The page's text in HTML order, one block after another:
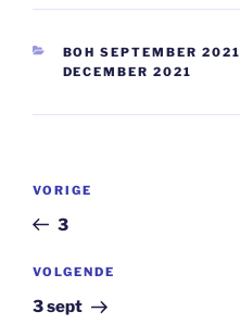
CATEGORIEËN
BOH SEPTEMBER 2021
DECEMBER 2021
Vorig
bericht
VORIGE
3
Volgend
bericht
VOLGENDE
3 sept